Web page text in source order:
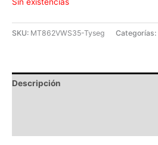
SKU: MT862VWS35-Tyseg Categorías:
Descripción